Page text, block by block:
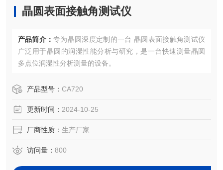
晶圆表面接触角测试仪
产品简介： 专为晶圆深度定制的一台 晶圆表面接触角测试仪
广泛用于晶圆的润湿性能分析与研究，是一台快速测量晶圆
多点位润湿性分析测量的设备。
产品型号： CA720
更新时间： 2024-10-25
厂商性质： 生产厂家
访问量： 800